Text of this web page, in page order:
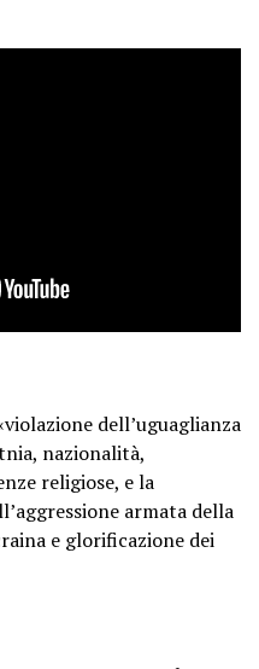
dell’uguaglianza
nazionalità,
religiose, e la
armata della
e glorificazione dei